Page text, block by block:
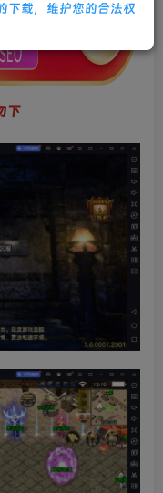
下
下载，维护您的合法权